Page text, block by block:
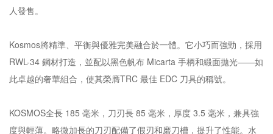
人發售。
Kosmos將精準、平衡與優雅完美融合於一體。它小巧而強勁，採用
RWL-34 鋼材打造，並配以黑色帆布 Micarta 手柄和緞面拋光——如
此卓越的奢華組合，使其榮膺TRC 最佳 EDC 刀具的稱號。
KOSMOS全長 185 毫米，刀刃長 85 毫米，厚度 3.5 毫米，兼具強
度與輕薄。略微加長的刀刃配備了假刃和磨刀槽，提升了性能。水